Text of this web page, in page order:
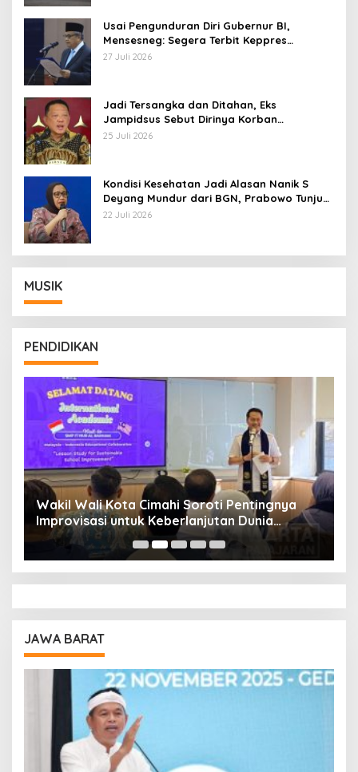
Usai Pengunduran Diri Gubernur BI,
Mensesneg: Segera Terbit Keppres
Pemberhentian dengan Hormat
27 Juli 2026
Jadi Tersangka dan Ditahan, Eks
Jampidsus Sebut Dirinya Korban
Kriminalisasi
25 Juli 2026
Kondisi Kesehatan Jadi Alasan Nanik S
Deyang Mundur dari BGN, Prabowo Tunjuk
Wamentan Sudaryono
22 Juli 2026
MUSIK
PENDIDIKAN
Wakil Wali Kota Cimahi Soroti Pentingnya
Improvisasi untuk Keberlanjutan Dunia
Pendidikan
JAWA BARAT